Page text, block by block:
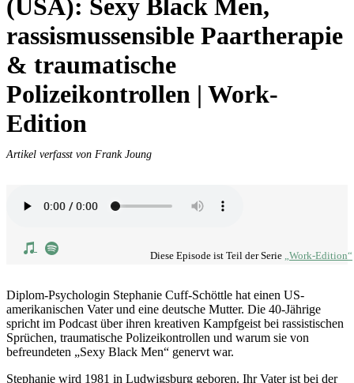
(USA): Sexy Black Men,
rassismussensible Paartherapie
& traumatische
Polizeikontrollen | Work-
Edition
Artikel verfasst von Frank Joung
Diese Episode ist Teil der Serie „Work-Edition“
Diplom-Psychologin Stephanie Cuff-Schöttle hat einen US-
amerikanischen Vater und eine deutsche Mutter. Die 40-Jährige
spricht im Podcast über ihren kreativen Kampfgeist bei rassistischen
Sprüchen, traumatische Polizeikontrollen und warum sie von
befreundeten „Sexy Black Men“ genervt war.
Stephanie wird 1981 in Ludwigsburg geboren. Ihr Vater ist bei der